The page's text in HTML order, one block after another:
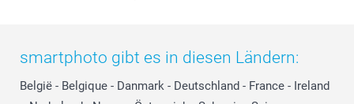
smartphoto gibt es in diesen Ländern:
België - Belgique - Danmark - Deutschland - France - Ireland